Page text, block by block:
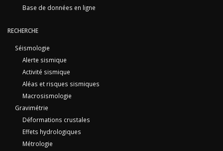
Base de données en ligne
RECHERCHE
Séismologie
Alerte sismique
Activité sismique
Aléas et risques sismiques
Macrosismologie
Gravimétrie
Déformations crustales
Effets hydrologiques
Métrologie